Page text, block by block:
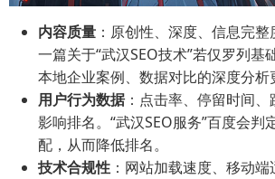
内容质量 ：原创性、深度、信息完整
一篇关于“武汉SEO技术”若仅罗列基
本地企业案例、数据对比的深度分析
用户行为数据：点击率、停留时间
影响排名。“武汉SEO服务”百度会判
配，从而降低排名。
技术合规性 ：网站加载速度、移动